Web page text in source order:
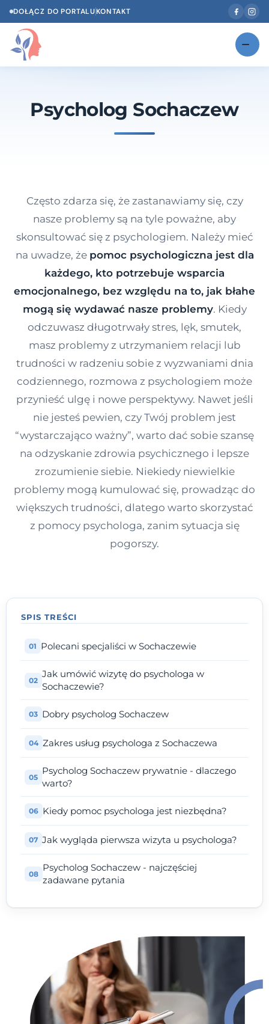
DOŁĄCZ DO PORTALUKONTAKT
GabinetyNOWOŚĆ
Dawka wiedzy
Kontakt
Dołącz do portalu
Psycholog Sochaczew
Często zdarza się, że zastanawiamy się, czy
nasze problemy są na tyle poważne, aby
skonsultować się z psychologiem. Należy mieć
na uwadze, że pomoc psychologiczna jest dla
każdego, kto potrzebuje wsparcia
emocjonalnego, bez względu na to, jak błahe
mogą się wydawać nasze problemy. Kiedy
odczuwasz długotrwały stres, lęk, smutek,
masz problemy z utrzymaniem relacji lub
trudności w radzeniu sobie z wyzwaniami dnia
codziennego, rozmowa z psychologiem może
przynieść ulgę i nowe perspektywy. Nawet jeśli
nie jesteś pewien, czy Twój problem jest
“wystarczająco ważny”, warto dać sobie szansę
na odzyskanie zdrowia psychicznego i lepsze
zrozumienie siebie. Niekiedy niewielkie
problemy mogą kumulować się, prowadząc do
większych trudności, dlatego warto skorzystać
z pomocy psychologa, zanim sytuacja się
pogorszy.
SPIS TREŚCI
Polecani specjaliści w Sochaczewie
Jak umówić wizytę do psychologa w
Sochaczewie?
Dobry psycholog Sochaczew
Zakres usług psychologa z Sochaczewa
Psycholog Sochaczew prywatnie - dlaczego
warto?
Kiedy pomoc psychologa jest niezbędna?
Jak wygląda pierwsza wizyta u psychologa?
Psycholog Sochaczew - najczęściej
zadawane pytania